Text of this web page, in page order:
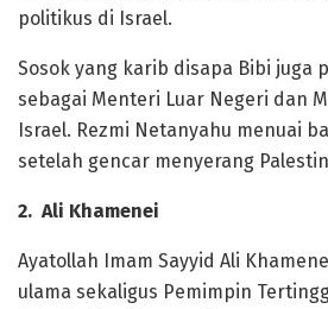
politikus di Israel.
Sosok yang karib disapa Bibi juga
sebagai Menteri Luar Negeri dan
Israel. Rezmi Netanyahu menuai
setelah gencar menyerang
2. Ali Khamenei
Ayatollah Imam Sayyid Ali
ulama sekaligus Pemimpin